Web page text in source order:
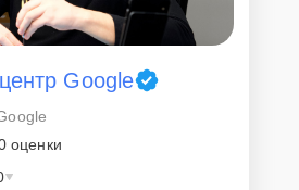
Google
оценки